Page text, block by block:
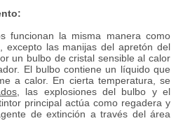
funcionan la misma manera como
excepto las manijas del apretón del
un bulbo de cristal sensible al calor
El bulbo contiene un líquido que
a calor. En cierta temperatura, se
, las explosiones del bulbo y el
principal actúa como regadera y
de extinción a través del área